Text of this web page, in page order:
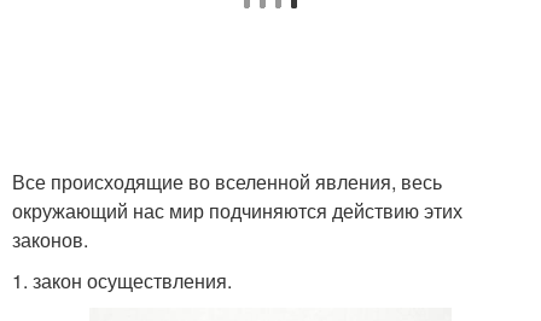
Все происходящие во вселенной явления, весь
окружающий нас мир подчиняются действию этих
законов.
1. закон осуществления.